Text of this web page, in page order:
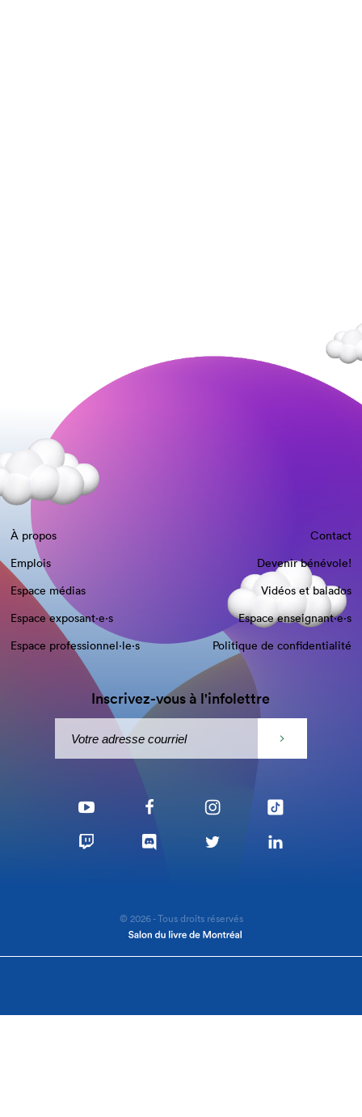
À propos
Contact
Emplois
Devenir bénévole!
Espace médias
Vidéos et balados
Espace exposant·e⋅s
Espace enseignant·e⋅s
Espace professionnel·le⋅s
Politique de confidentialité
Inscrivez-vous à l'infolettre
© 2026 - Tous droits réservés